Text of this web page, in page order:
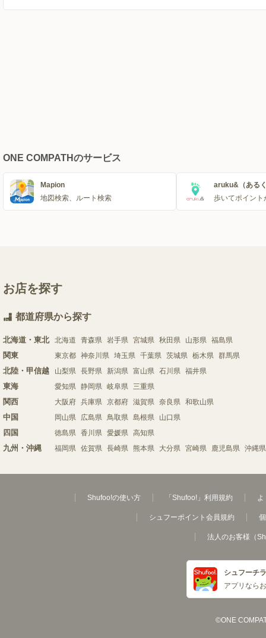
ONE COMPATHのサービス
Mapion
地図検索、ルート検索
aruku&（ある
歩いてポイント
お店を探す
都道府県から探す
北海道・東北 北海道 青森県 岩手県 宮城県 秋田県 山形県 福島県
関東 東京都 神奈川県 埼玉県 千葉県 茨城県 栃木県 群馬県
北陸・甲信越 山梨県 長野県 新潟県 富山県 石川県 福井県
東海 愛知県 静岡県 岐阜県 三重県
関西 大阪府 兵庫県 京都府 滋賀県 奈良県 和歌山県
中国 岡山県 広島県 鳥取県 島根県 山口県
四国 徳島県 香川県 愛媛県 高知県
九州・沖縄 福岡県 佐賀県 長崎県 熊本県 大分県 宮崎県 鹿児島県 沖縄県
Shufoo!の使い方 「Shufoo!」利用規約 よ
シュフーポイント会員規約
法人のお客様（
シュフーチ
アプリなら
©ONE